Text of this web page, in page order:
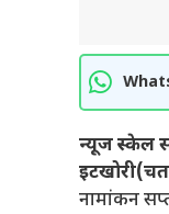
न्यूज स्केल
नामांकन